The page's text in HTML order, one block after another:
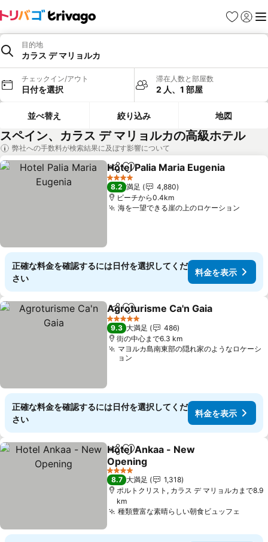
お気に入り
ログイ
メ
目的地
カラス デ マリョルカ
チェックイン/アウト
日付を選択
滞在人数と部屋数
2 人、1 部屋
並べ替え 絞り込み 地図
スペイン、カラス デ マリョルカの高級ホテル
弊社への手数料が検索結果に及ぼす影響について
シェアお気に入りに追加
Hotel Palia Maria Eugenia
4 ホテルのランク
8.2 満足
4,880
ビーチから0.4km
海を一望できる崖の上のロケーション
正確な料金を確認するには日付を選択してくだ
さい
料金を表示
シェアお気に入りに追加
Agroturisme Ca'n Gaia
5 ホテルのランク
9.3 大満足
486
街の中心まで6.3 km
マヨルカ島南東部の隠れ家のようなロケーシ
ョン
正確な料金を確認するには日付を選択してくだ
さい
料金を表示
シェアお気に入りに追加
Hotel Ankaa - New
Opening
料金を表示
4 ホテルのランク
8.7 大満足
1,318
ポルトクリスト, カラス デ マリョルカまで8.9
km
種類豊富な素晴らしい朝食ビュッフェ